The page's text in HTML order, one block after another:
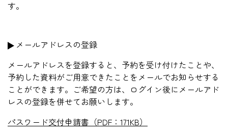
す。
メールアドレスの登録
メールアドレスを登録すると、予約を受け付けたことや、
予約した資料がご用意できたことをメールでお知らせする
ことができます。ご希望の方は、ログイン後にメールアド
レスの登録を併せてお願いします。
パスワード交付申請書（PDF：171KB）